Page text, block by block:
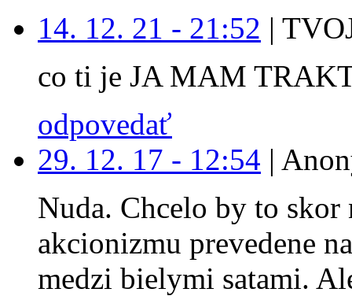
14. 12. 21 - 21:52 |
co ti je JA MAM
odpovedať
29. 12. 17 - 12:54 |
Nuda. Chcelo by to
akcionizmu prevedene
medzi bielymi satami.